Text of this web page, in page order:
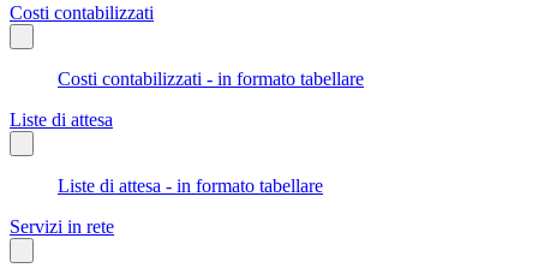
Costi contabilizzati
Costi contabilizzati - in formato tabellare
Liste di attesa
Liste di attesa - in formato tabellare
Servizi in rete